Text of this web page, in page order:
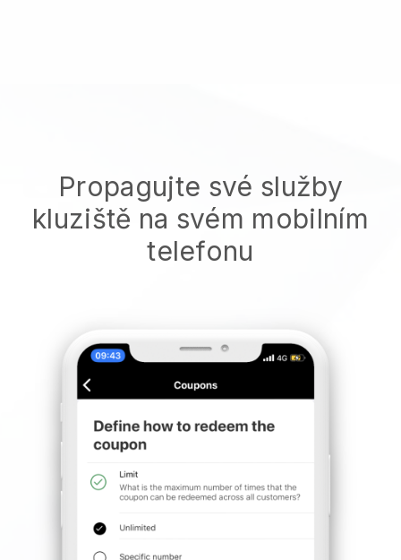
Propagujte své služby
kluziště na svém mobilním
telefonu